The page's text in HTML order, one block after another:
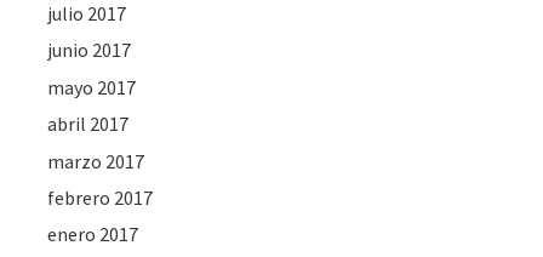
julio 2017
junio 2017
mayo 2017
abril 2017
marzo 2017
febrero 2017
enero 2017